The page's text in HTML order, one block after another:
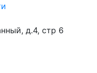
д.4, стр 6